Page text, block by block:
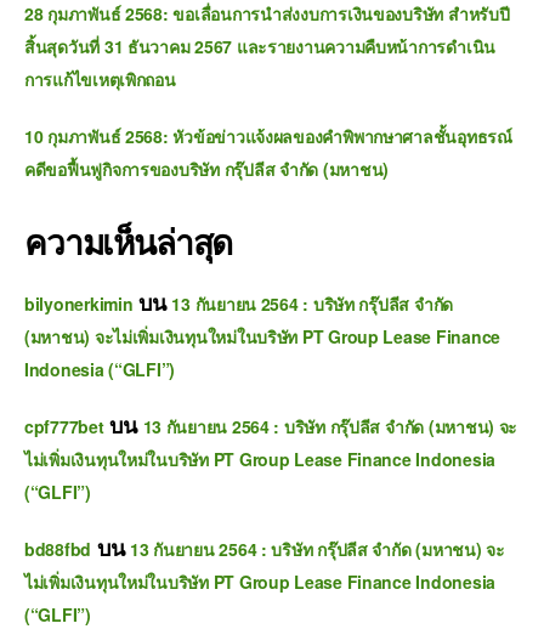
28 กุมภาพันธ์ 2568: ขอเลื่อนการนำส่งงบการเงินของบริษัท สำหรับปี
สิ้นสุดวันที่ 31 ธันวาคม 2567 และรายงานความคืบหน้าการดำเนิน
การแก้ไขเหตุเพิกถอน
10 กุมภาพันธ์ 2568: หัวข้อข่าวแจ้งผลของคำพิพากษาศาลชั้นอุทธรณ์
คดีขอฟื้นฟูกิจการของบริษัท กรุ๊ปลีส จำกัด (มหาชน)
ความเห็นล่าสุด
bilyonerkimin บน 13 กันยายน 2564 : บริษัท กรุ๊ปลีส จำกัด
(มหาชน) จะไม่เพิ่มเงินทุนใหม่ในบริษัท PT Group Lease Finance
Indonesia (“GLFI”)
cpf777betบน 13 กันยายน 2564 : บริษัท กรุ๊ปลีส จำกัด (มหาชน) จะ
ไม่เพิ่มเงินทุนใหม่ในบริษัท PT Group Lease Finance Indonesia
(“GLFI”)
bd88fbd บน 13 กันยายน 2564 : บริษัท กรุ๊ปลีส จำกัด (มหาชน) จะ
ไม่เพิ่มเงินทุนใหม่ในบริษัท PT Group Lease Finance Indonesia
(“GLFI”)